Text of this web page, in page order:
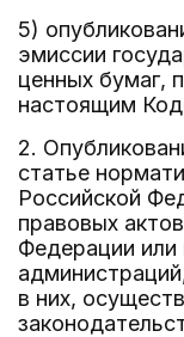
5)
эмиссии
ценных бумаг,
настоящим
2.
статье
Российской
правовых
Федерации или
в них,